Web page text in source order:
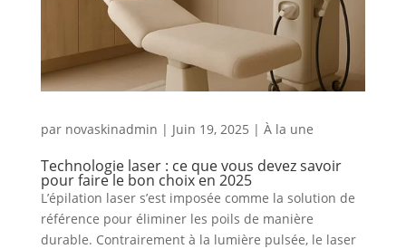
Technologie laser : ce que vous devez savoir
pour faire le bon choix en 2025
par novaskinadmin | Juin 19, 2025 | À la une
L’épilation laser s’est imposée comme la solution de
référence pour éliminer les poils de manière
durable. Contrairement à la lumière pulsée, le laser